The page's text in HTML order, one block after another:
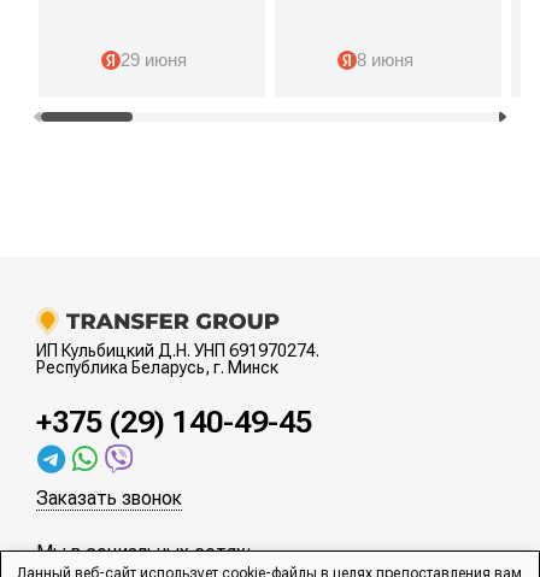
информации. Мы и
довольны.
29 июня
Арендовали два
8 июня
ИП Кульбицкий Д.Н. УНП 691970274.
Республика Беларусь, г. Минск
+375 (29) 140-49-45
Заказать звонок
Мы в социальных сетях: